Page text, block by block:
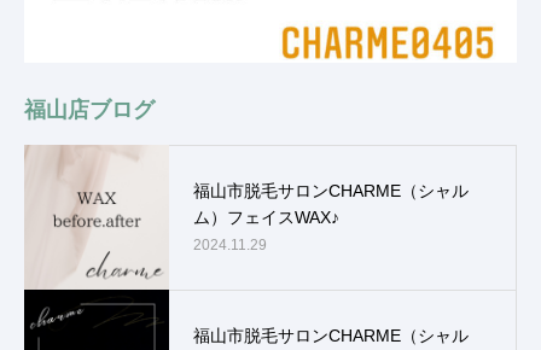
福山店ブログ
福山市脱毛サロンCHARME（シャル
ム）フェイスWAX♪
2024.11.29
福山市脱毛サロンCHARME（シャル